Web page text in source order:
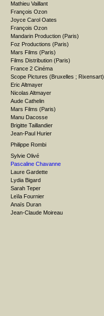
Mathieu Vaillant
François Ozon
Joyce Carol Oates
François Ozon
Mandarin Production (Paris)
Foz Productions (Paris)
Mars Films (Paris)
Films Distribution (Paris)
France 2 Cinéma
Scope Pictures (Bruxelles ; Rixensart)
Eric Altmayer
Nicolas Altmayer
Aude Cathelin
Mars Films (Paris)
Manu Dacosse
Brigitte Taillandier
Jean-Paul Hurier
Philippe Rombi
Sylvie Olivé
Pascaline Chavanne
Laure Gardette
Lydia Bigard
Sarah Teper
Leïla Fournier
Anaïs Duran
Jean-Claude Moireau